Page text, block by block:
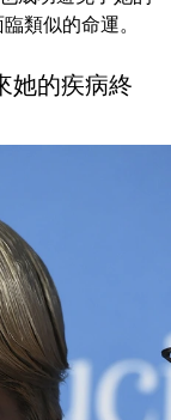
臨類似的命運。
她的疾病終